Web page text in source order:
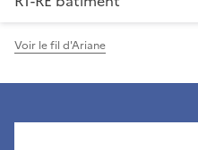
Voir le fil d'Ariane